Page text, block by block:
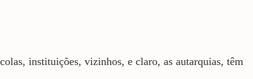
instituições, vizinhos, e claro, as autarquias, têm